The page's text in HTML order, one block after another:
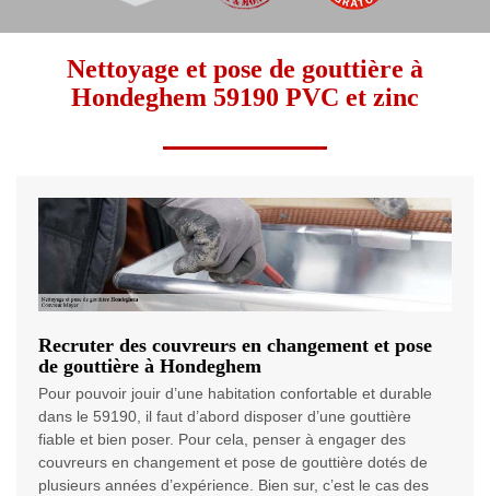
Nettoyage et pose de gouttière à
Hondeghem 59190 PVC et zinc
Recruter des couvreurs en changement et pose
de gouttière à Hondeghem
Pour pouvoir jouir d’une habitation confortable et durable
dans le 59190, il faut d’abord disposer d’une gouttière
fiable et bien poser. Pour cela, penser à engager des
couvreurs en changement et pose de gouttière dotés de
plusieurs années d’expérience. Bien sur, c’est le cas des